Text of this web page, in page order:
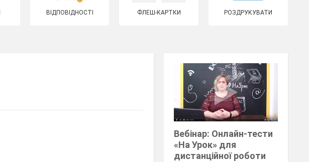
ВІДПОВІДНОСТІ ФЛЕШ-КАРТКИ РОЗДРУКУВАТИ
Вебінар: Онлайн-тести
«На Урок» для
дистанційної роботи